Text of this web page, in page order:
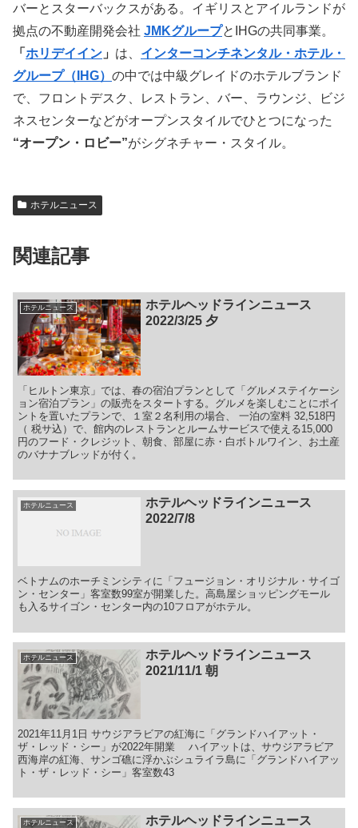
バーとスターバックスがある。イギリスとアイルランドが
拠点の不動産開発会社 JMKグループとIHGの共同事業。
「 ホリデイイン 」 は、 インターコンチネンタル・ホテル・
グループ（IHG） の中では中級グレイドのホテルブランド
で、フロントデスク、レストラン、バー、ラウンジ、ビジ
ネスセンターなどがオープンスタイルでひとつになった
“オープン・ロビー”がシグネチャー・スタイル。
ホテルニュース
関連記事
ホテルニュース
ホテルヘッドラインニュース
2022/3/25 夕
「ヒルトン東京」では、春の宿泊プランとして「グルメステイケーシ
ョン宿泊プラン」の販売をスタートする。グルメを楽しむことにポイ
ントを置いたプランで、１室２名利用の場合、 一泊の室料 32,518円
（ 税サ込）で、館内のレストランとルームサービスで使える15,000
円のフード・クレジット、朝食、部屋に赤・白ボトルワイン、お土産
のバナナブレッドが付く。
ホテルニュース
ホテルヘッドラインニュース
2022/7/8
ベトナムのホーチミンシティに「フュージョン・オリジナル・サイゴ
ン・センター」客室数99室が開業した。高島屋ショッピングモール
も入るサイゴン・センター内の10フロアがホテル。
ホテルニュース
ホテルヘッドラインニュース
2021/11/1 朝
2021年11月1日 サウジアラビアの紅海に「グランドハイアット・
ザ・レッド・シー」が2022年開業 ハイアットは、サウジアラビア
西海岸の紅海、サンゴ礁に浮かぶシュライラ島に「グランドハイアッ
ト・ザ・レッド・シー」客室数43
ホテルニュース
ホテルヘッドラインニュース